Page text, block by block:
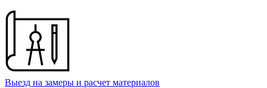
Выезд на замеры и расчет материалов